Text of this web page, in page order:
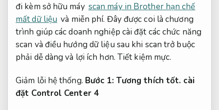
đi kèm sở hữu máy scan máy in Brother hạn chế
mất dữ liệu và miễn phí. Đây được coi là chương
trình giúp các doanh nghiệp cài đặt các chức năng
scan và điều hướng dữ liệu sau khi scan trở buộc
phải dễ dàng và lợi ích hơn. Tiết kiệm mực.
Giảm lỗi hệ thống. Bước 1: Tương thích tốt. cài
đặt Control Center 4